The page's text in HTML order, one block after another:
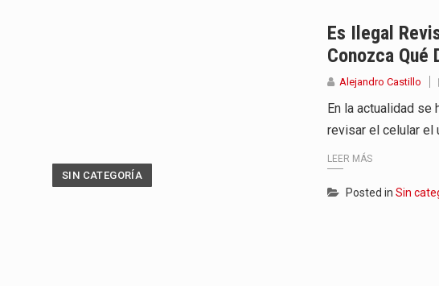
A pocas horas del cambio de gobierno, el
La Alcaldía de Barranquilla puso en marcha un
Si eres un trader que prefiere lidiar con
Saber cómo borrar el historial de operaciones
SIN CATEGORÍA
Es Ilegal
Conozca Qué
Alejandro Castillo
En la actualidad se
revisar el celular el
LEER MÁS
Posted in Sin